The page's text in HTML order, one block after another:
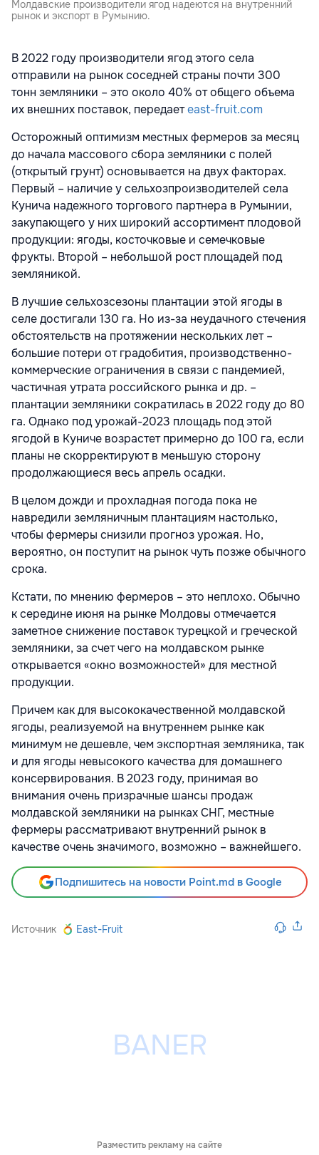
Молдавские производители ягод надеются на внутренний
рынок и экспорт в Румынию.
В 2022 году производители ягод этого села
отправили на рынок соседней страны почти 300
тонн земляники – это около 40% от общего объема
их внешних поставок, передаетeast-fruit.com
Осторожный оптимизм местных фермеров за месяц
до начала массового сбора земляники с полей
(открытый грунт) основывается на двух факторах.
Первый – наличие у сельхозпроизводителей села
Кунича надежного торгового партнера в Румынии,
закупающего у них широкий ассортимент плодовой
продукции: ягоды, косточковые и семечковые
фрукты. Второй – небольшой рост площадей под
земляникой.
В лучшие сельхозсезоны плантации этой ягоды в
селе достигали 130 га. Но из-за неудачного стечения
обстоятельств на протяжении нескольких лет –
большие потери от градобития, производственно-
коммерческие ограничения в связи с пандемией,
частичная утрата российского рынка и др. –
плантации земляники сократилась в 2022 году до 80
га. Однако под урожай-2023 площадь под этой
ягодой в Куниче возрастет примерно до 100 га, если
планы не скорректируют в меньшую сторону
продолжающиеся весь апрель осадки.
В целом дожди и прохладная погода пока не
навредили земляничным плантациям настолько,
чтобы фермеры снизили прогноз урожая. Но,
вероятно, он поступит на рынок чуть позже обычного
срока.
Кстати, по мнению фермеров – это неплохо. Обычно
к середине июня на рынке Молдовы отмечается
заметное снижение поставок турецкой и греческой
земляники, за счет чего на молдавском рынке
открывается «окно возможностей» для местной
продукции.
Причем как для высококачественной молдавской
ягоды, реализуемой на внутреннем рынке как
минимум не дешевле, чем экспортная земляника, так
и для ягоды невысокого качества для домашнего
консервирования. В 2023 году, принимая во
внимания очень призрачные шансы продаж
молдавской земляники на рынках СНГ, местные
фермеры рассматривают внутренний рынок в
качестве очень значимого, возможно – важнейшего.
Подпишитесь на новости Point.md в Google
Источник East-Fruit
Разместить рекламу на сайте